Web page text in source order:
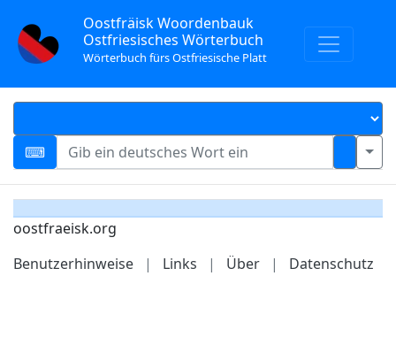
Oostfräisk Woordenbauk
Ostfriesisches Wörterbuch
Wörterbuch fürs Ostfriesische Platt
oostfraeisk.org
Benutzerhinweise
| Links | Über | Datenschutz